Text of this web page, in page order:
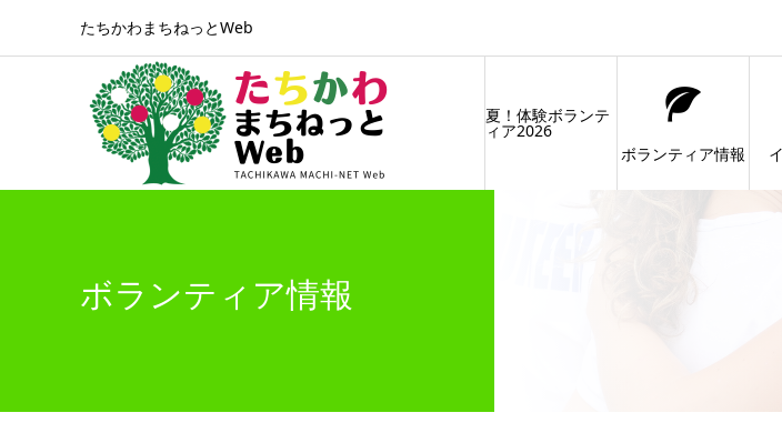
たちかわまちねっとWeb
夏！体験ボランテ
ィア2026
ボランティア情報
ボランティア情報